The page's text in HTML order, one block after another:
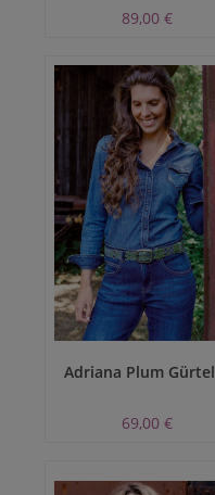
89,00 €
Adriana Plum Gürtel
69,00 €